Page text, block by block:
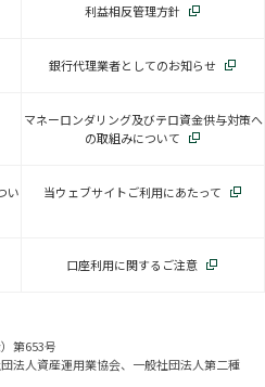
利益相反管理方針
銀行代理業者としてのお知らせ
マネーロンダリング及びテロ資金供与対策へ
の取組みについて
い
当ウェブサイトご利用にあたって
口座利用に関するご注意
第653号
法人資産運用業協会、一般社団法人第二種